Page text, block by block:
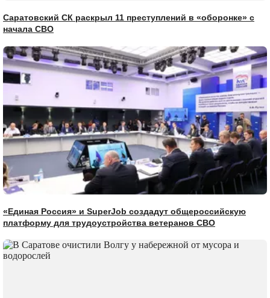
Саратовский СК раскрыл 11 преступлений в «оборонке» с
начала СВО
«Единая Россия» и SuperJob создадут общероссийскую
платформу для трудоустройства ветеранов СВО